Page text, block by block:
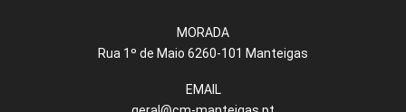
MORADA
Rua 1º de Maio 6260-101 Manteigas
EMAIL